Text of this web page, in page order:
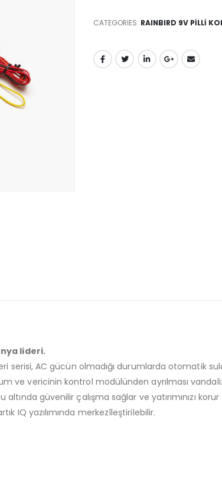
CATEGORIES: RAINBIRD 9V PİLLİ
lideri.
serisi, AC gücün olmadığı durumlarda otomatik
ve vericinin kontrol modülünden ayrılması
güvenilir çalışma sağlar ve yatırımınızı korur
IQ yazılımında merkezîleştirilebilir.